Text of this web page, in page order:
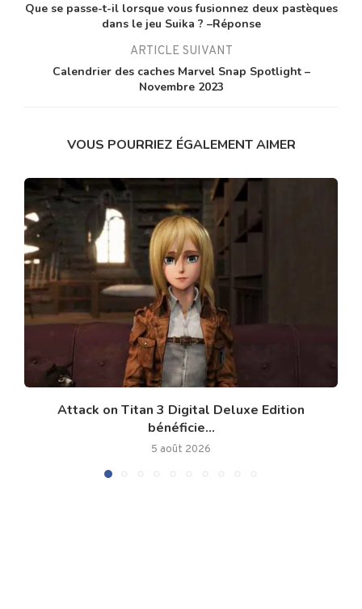
Que se passe-t-il lorsque vous fusionnez deux pastèques
dans le jeu Suika ? –Réponse
ARTICLE SUIVANT
Calendrier des caches Marvel Snap Spotlight –
Novembre 2023
VOUS POURRIEZ ÉGALEMENT AIMER
Attack on Titan 3 Digital Deluxe Edition
bénéficie...
5 août 2026